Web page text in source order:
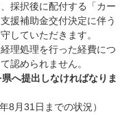
採択後に配付する「カー
援補助金交付決定に伴う
していただきます。
理処理を行った経費につ
認められません。
へ提出しなければなりま
8月31日までの状況）